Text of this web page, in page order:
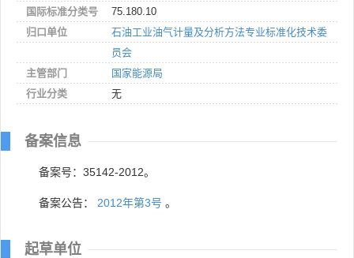
国际标准分类号
75.180.10
归口单位
石油工业油气计量及分析方法专业标准化技术委
员会
主管部门
国家能源局
行业分类
无
备案信息
备案号：35142-2012。
备案公告： 2012年第3号 。
起草单位